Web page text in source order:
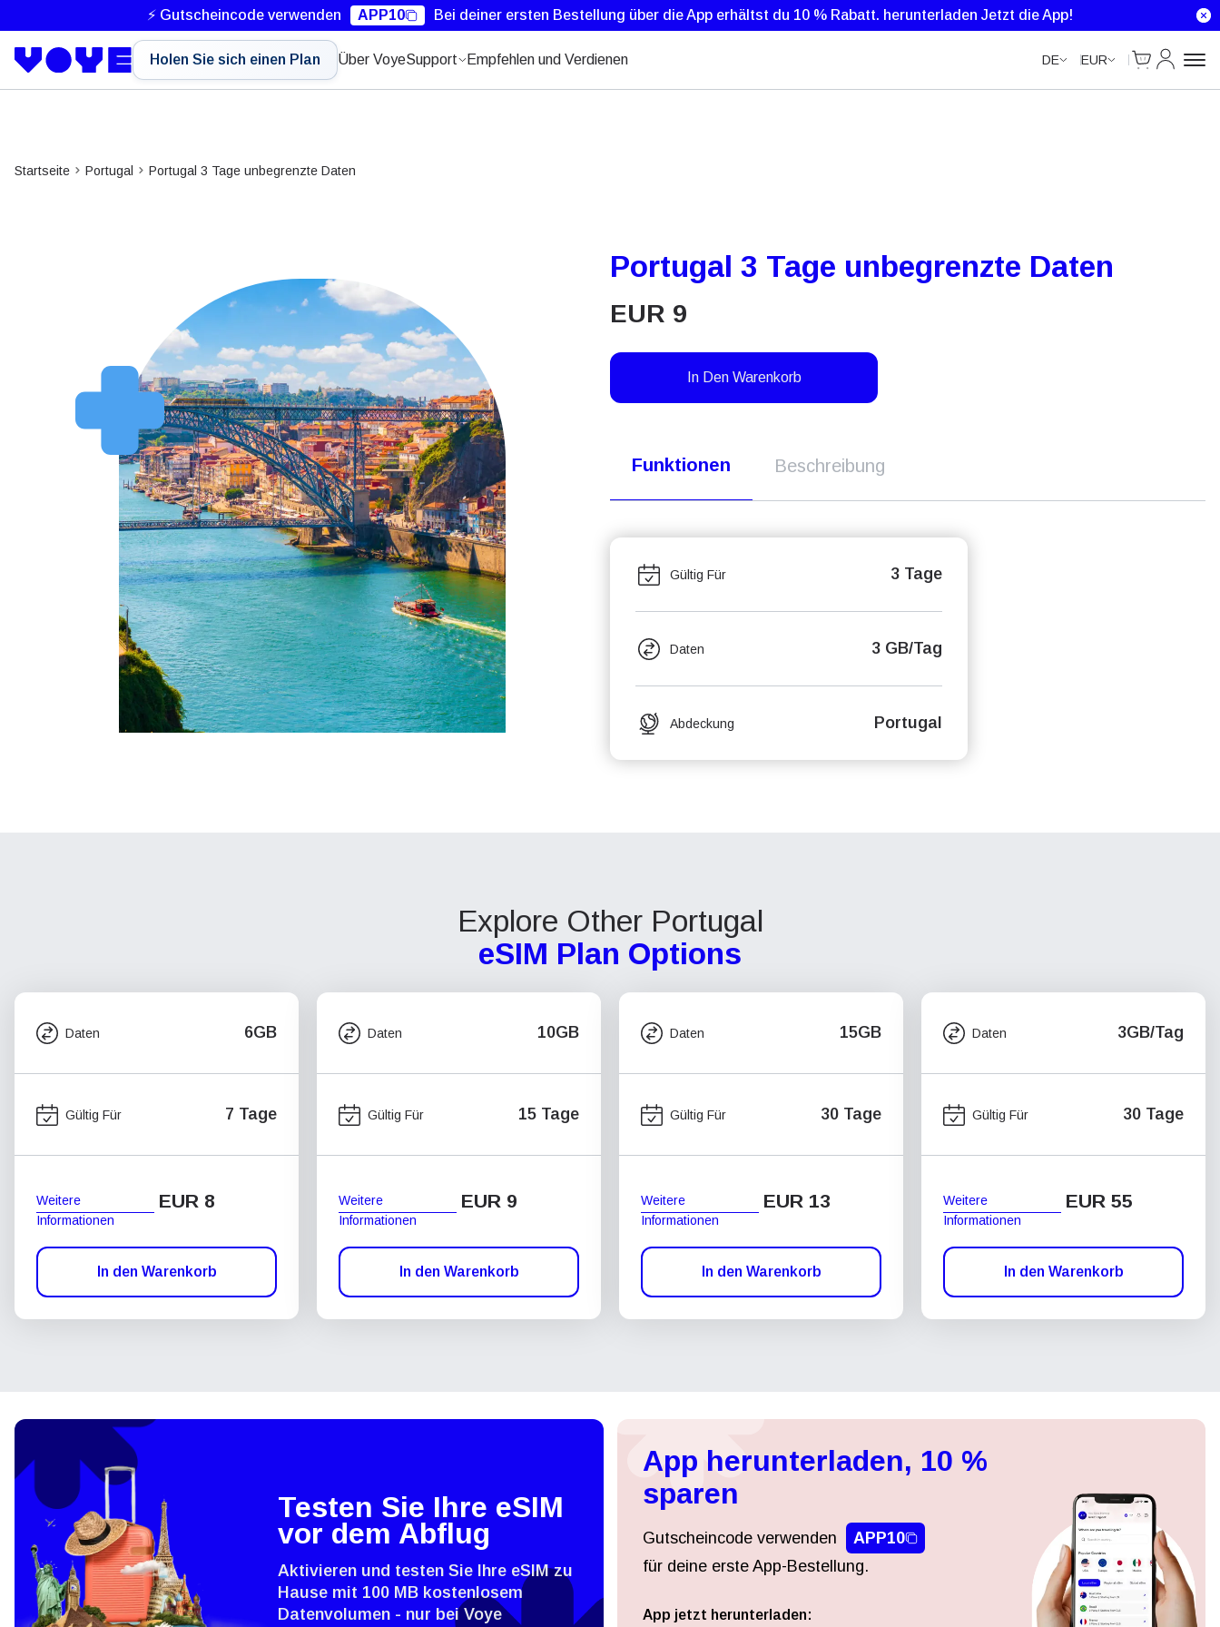
⚡ Gutscheincode verwenden APP10 Bei deiner ersten Bestellung über die App erhältst du 10 % Rabatt. herunterladen Jetzt die App!
Holen Sie sich einen Plan Über VoyeSupport Empfehlen und Verdienen DE EUR
Cart
Mein
Startseite Portugal Portugal 3 Tage unbegrenzte Daten
Portugal 3 Tage unbegrenzte Daten
EUR 9
In Den Warenkorb
Funktionen Beschreibung
Gültig Für 3 Tage
Daten 3 GB/Tag
Abdeckung Portugal
Explore Other Portugal
eSIM Plan Options
Daten 6GB
Gültig Für 7 Tage
Weitere
Informationen
EUR 8
In den Warenkorb
Daten 10GB
Gültig Für 15 Tage
Weitere
Informationen
EUR 9
In den Warenkorb
Daten 15GB
Gültig Für 30 Tage
Weitere
Informationen
EUR 13
In den Warenkorb
Daten 3GB/Tag
Gültig Für 30 Tage
Weitere
Informationen
EUR 55
In den Warenkorb
Testen Sie Ihre eSIM
vor dem Abflug
Aktivieren und testen Sie Ihre eSIM zu
Hause mit 100 MB kostenlosem
Datenvolumen - nur bei Voye
App herunterladen, 10 %
sparen
Gutscheincode verwenden
APP10
für deine erste App-Bestellung.
App jetzt herunterladen: